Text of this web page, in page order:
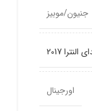
جنیون/موبیز
2017
اورجینال